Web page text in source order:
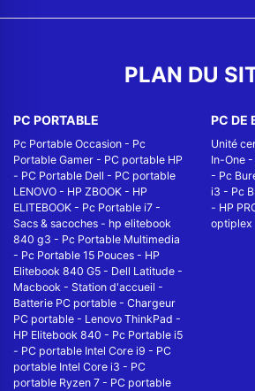
PLAN DU
PC PORTABLE
Pc Portable Occasion - Pc
Portable Gamer - PC portable HP
- PC Portable Dell - PC portable
LENOVO - HP ZBOOK - HP
ELITEBOOK - Pc Portable i7 -
Sacs & sacoches - hp elitebook
840 g3 - Pc Portable Multimedia
- Pc Portable 15 Pouces - HP
Elitebook 840 G5 - Dell Latitude -
Macbook - Station d'accueil -
Batterie PC portable - Chargeur
PC portable - Lenovo ThinkPad -
HP Elitebook 840 - Pc Portable i5
- PC portable Intel Core i9 - PC
portable Intel Core i3 - PC
portable Ryzen 7 - PC portable
PC DE
Unité
In-One -
- Pc
i3 - Pc
- HP
optiplex